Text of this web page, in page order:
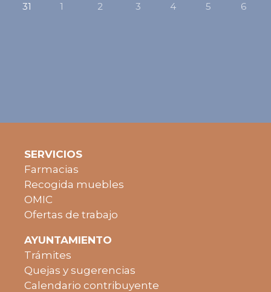
31
1 2 3 4 5 6
SERVICIOS
Farmacias
Recogida muebles
OMIC
Ofertas de trabajo
AYUNTAMIENTO
Trámites
Quejas y sugerencias
Calendario contribuyente